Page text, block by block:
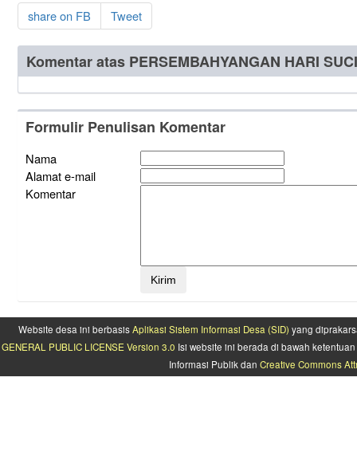
share on FB Tweet
Komentar atas PERSEMBAHYANGAN HARI
Formulir Penulisan Komentar
Nama
Alamat e-mail
Komentar
Website desa ini berbasisAplikasi Sistem Informasi Desa (SID) yang
GENERAL PUBLIC LICENSE Version 3.0 Isi website ini berada di bawah
Informasi Publik dan Creative Commons